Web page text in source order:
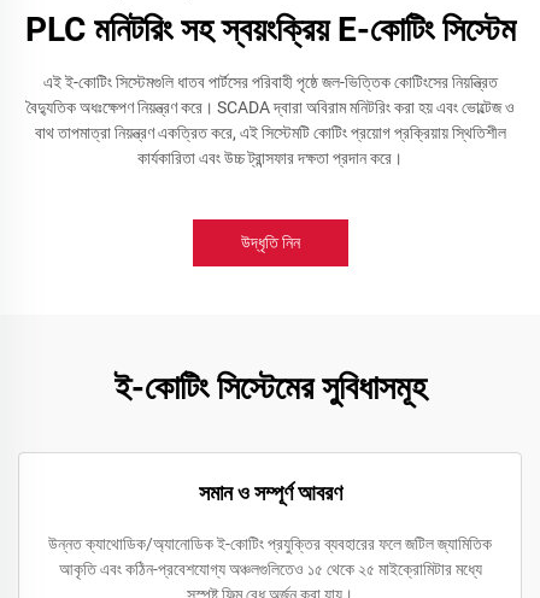
PLC মনিটরিং সহ স্বয়ংক্রিয় E-কোটিং সিস্টেম
এই ই-কোটিং সিস্টেমগুলি ধাতব পার্টসের পরিবাহী পৃষ্ঠে জল-ভিত্তিক কোটিংসের নিয়ন্ত্রিত
বৈদ্যুতিক অধঃক্ষেপণ নিয়ন্ত্রণ করে। SCADA দ্বারা অবিরাম মনিটরিং করা হয় এবং ভোল্টেজ ও
বাথ তাপমাত্রা নিয়ন্ত্রণ একত্রিত করে, এই সিস্টেমটি কোটিং প্রয়োগ প্রক্রিয়ায় স্থিতিশীল
কার্যকারিতা এবং উচ্চ ট্রান্সফার দক্ষতা প্রদান করে।
উদ্ধৃতি নিন
ই-কোটিং সিস্টেমের সুবিধাসমূহ
সমান ও সম্পূর্ণ আবরণ
উন্নত ক্যাথোডিক/অ্যানোডিক ই-কোটিং প্রযুক্তির ব্যবহারের ফলে জটিল জ্যামিতিক
আকৃতি এবং কঠিন-প্রবেশযোগ্য অঞ্চলগুলিতেও ১৫ থেকে ২৫ মাইক্রোমিটার মধ্যে